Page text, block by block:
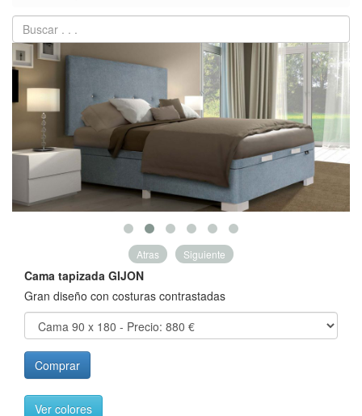
Atras Siguiente
Cama tapizada GIJON
Gran diseño con costuras contrastadas
Comprar
Ver colores